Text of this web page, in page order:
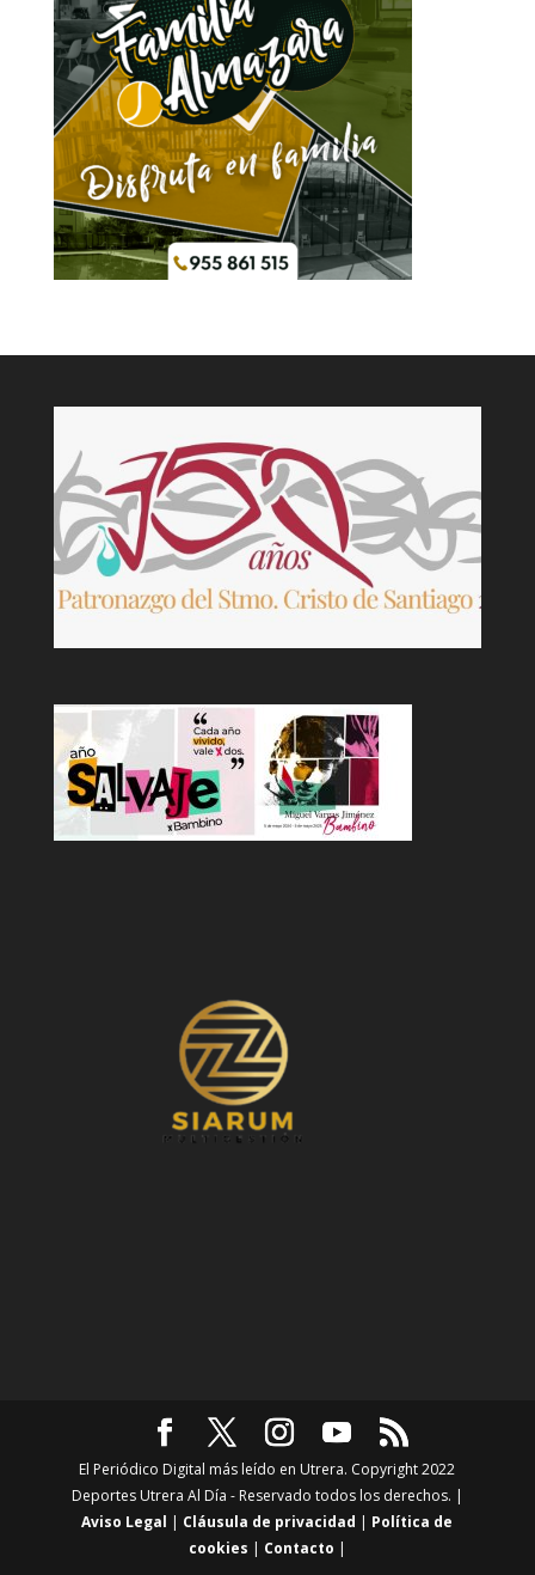
El Periódico Digital más leído en Utrera. Copyright 2022
Deportes Utrera Al Día - Reservado todos los derechos. |
Aviso Legal | Cláusula de privacidad | Política de
cookies | Contacto |